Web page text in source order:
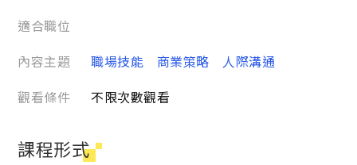
適合職位
內容主題
職場技能 商業策略
人際溝通
觀看條件
不限次數觀看
課程形式